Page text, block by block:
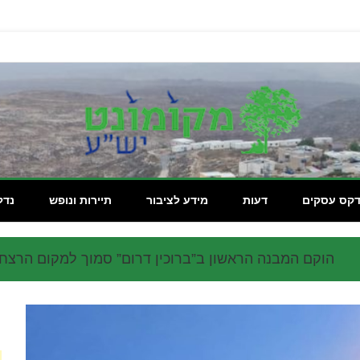
תיירות ונופש מידע לציבור דעות עסקים
הוקם המבנה הראשון ב”ברוכין דרום” סמוך למקום הרצח